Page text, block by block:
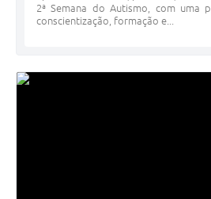
2ª Semana do Autismo, com uma
conscientização, formação e...